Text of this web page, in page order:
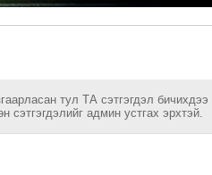
тул ТА сэтгэгдэл
админ устгах эрхтэй.